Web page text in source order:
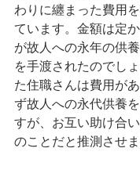
わりに纏まった費用
ています。金額は定
が故人への永年の供
を手渡されたのでし
た住職さんは費用が
ず故人への永代供養
すが、お互い助け合
のことだと推測させま